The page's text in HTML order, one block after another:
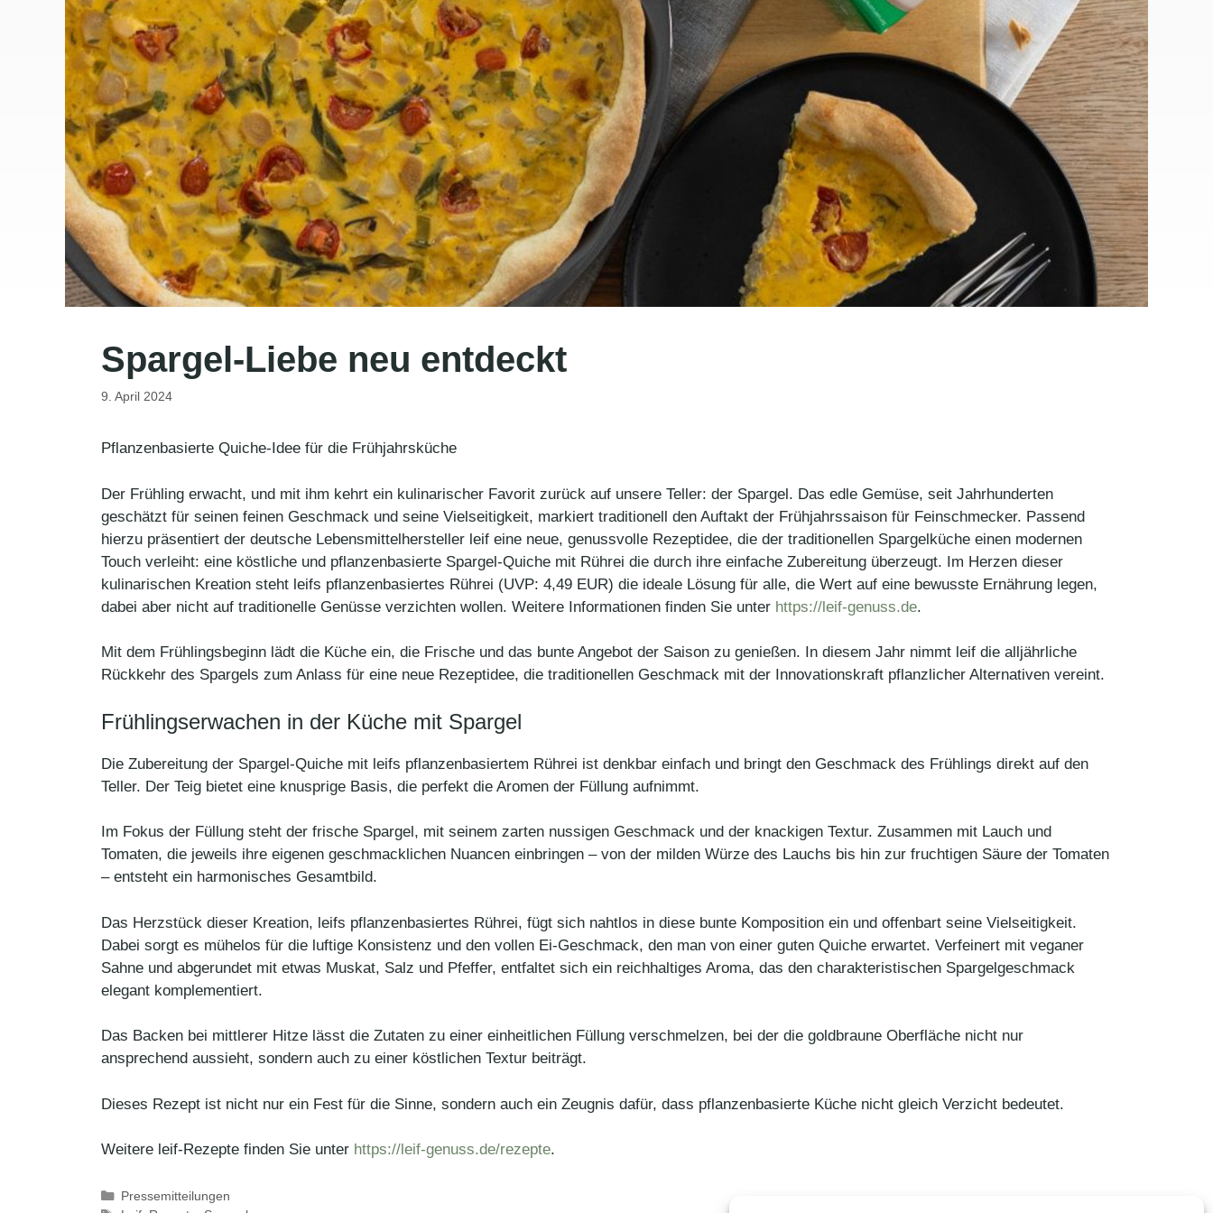
Spargel-Liebe neu entdeckt
9. April 2024
Pflanzenbasierte Quiche-Idee für die Frühjahrsküche
Der Frühling erwacht, und mit ihm kehrt ein kulinarischer Favorit zurück auf unsere Teller: der Spargel. Das edle Gemüse, seit Jahrhunderten
geschätzt für seinen feinen Geschmack und seine Vielseitigkeit, markiert traditionell den Auftakt der Frühjahrssaison für Feinschmecker. Passend
hierzu präsentiert der deutsche Lebensmittelhersteller leif eine neue, genussvolle Rezeptidee, die der traditionellen Spargelküche einen modernen
Touch verleiht: eine köstliche und pflanzenbasierte Spargel-Quiche mit Rührei die durch ihre einfache Zubereitung überzeugt. Im Herzen dieser
kulinarischen Kreation steht leifs pflanzenbasiertes Rührei (UVP: 4,49 EUR) die ideale Lösung für alle, die Wert auf eine bewusste Ernährung legen,
dabei aber nicht auf traditionelle Genüsse verzichten wollen. Weitere Informationen finden Sie unter https://leif-genuss.de.
Mit dem Frühlingsbeginn lädt die Küche ein, die Frische und das bunte Angebot der Saison zu genießen. In diesem Jahr nimmt leif die alljährliche
Rückkehr des Spargels zum Anlass für eine neue Rezeptidee, die traditionellen Geschmack mit der Innovationskraft pflanzlicher Alternativen vereint.
Frühlingserwachen in der Küche mit Spargel
Die Zubereitung der Spargel-Quiche mit leifs pflanzenbasiertem Rührei ist denkbar einfach und bringt den Geschmack des Frühlings direkt auf den
Teller. Der Teig bietet eine knusprige Basis, die perfekt die Aromen der Füllung aufnimmt.
Im Fokus der Füllung steht der frische Spargel, mit seinem zarten nussigen Geschmack und der knackigen Textur. Zusammen mit Lauch und
Tomaten, die jeweils ihre eigenen geschmacklichen Nuancen einbringen – von der milden Würze des Lauchs bis hin zur fruchtigen Säure der Tomaten
– entsteht ein harmonisches Gesamtbild.
Das Herzstück dieser Kreation, leifs pflanzenbasiertes Rührei, fügt sich nahtlos in diese bunte Komposition ein und offenbart seine Vielseitigkeit.
Dabei sorgt es mühelos für die luftige Konsistenz und den vollen Ei-Geschmack, den man von einer guten Quiche erwartet. Verfeinert mit veganer
Sahne und abgerundet mit etwas Muskat, Salz und Pfeffer, entfaltet sich ein reichhaltiges Aroma, das den charakteristischen Spargelgeschmack
elegant komplementiert.
Das Backen bei mittlerer Hitze lässt die Zutaten zu einer einheitlichen Füllung verschmelzen, bei der die goldbraune Oberfläche nicht nur
ansprechend aussieht, sondern auch zu einer köstlichen Textur beiträgt.
Dieses Rezept ist nicht nur ein Fest für die Sinne, sondern auch ein Zeugnis dafür, dass pflanzenbasierte Küche nicht gleich Verzicht bedeutet.
Weitere leif-Rezepte finden Sie unter https://leif-genuss.de/rezepte.
Kategorien
Pressemitteilungen